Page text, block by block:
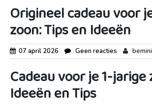
Origineel cadeau voor
zoon: Tips en Ideeën
07 april 2026 Geen reacties bemini
Cadeau voor je 1-jarige
Ideeën en Tips